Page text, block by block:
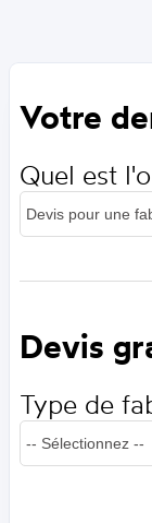
Votre
Quel est
Devis
Type de